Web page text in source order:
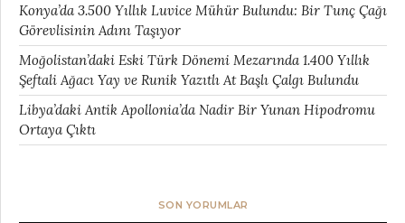
Konya’da 3.500 Yıllık Luvice Mühür Bulundu: Bir Tunç Çağı
Görevlisinin Adını Taşıyor
Moğolistan’daki Eski Türk Dönemi Mezarında 1.400 Yıllık
Şeftali Ağacı Yay ve Runik Yazıtlı At Başlı Çalgı Bulundu
Libya’daki Antik Apollonia’da Nadir Bir Yunan Hipodromu
Ortaya Çıktı
SON YORUMLAR